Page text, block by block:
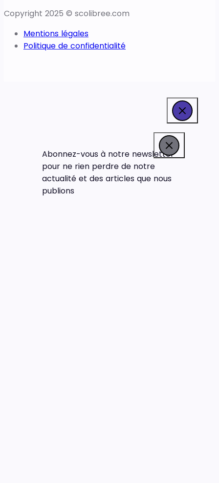
Copyright 2025 © scolibree.com
Mentions légales
Politique de confidentialité
Abonnez-vous à notre newsletter
pour ne rien perdre de notre
actualité et des articles que nous
publions